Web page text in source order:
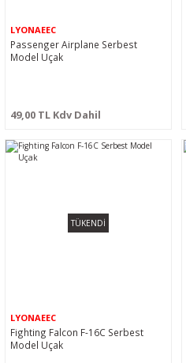
LYONAEEC
Passenger Airplane Serbest
Model Uçak
49,00 TL Kdv Dahil
TÜKENDİ
LYONAEEC
Fighting Falcon F-16C Serbest
Model Uçak